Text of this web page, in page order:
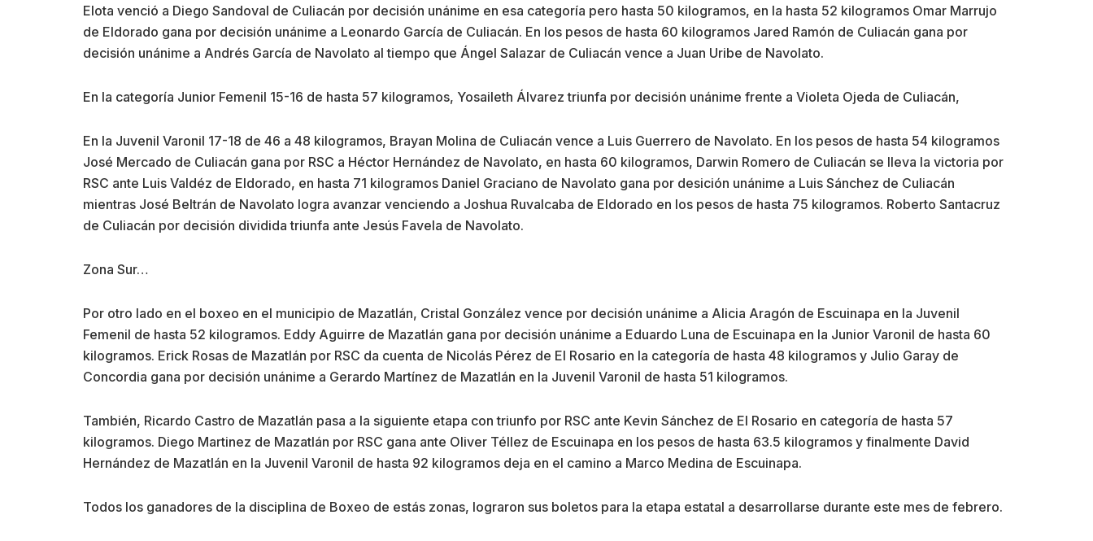
Elota venció a Diego Sandoval de Culiacán por decisión unánime en esa categoría pero hasta 50 kilogramos, en la hasta 52 kilogramos Omar Marrujo
de Eldorado gana por decisión unánime a Leonardo García de Culiacán. En los pesos de hasta 60 kilogramos Jared Ramón de Culiacán gana por
decisión unánime a Andrés García de Navolato al tiempo que Ángel Salazar de Culiacán vence a Juan Uribe de Navolato.
En la categoría Junior Femenil 15-16 de hasta 57 kilogramos, Yosaileth Álvarez triunfa por decisión unánime frente a Violeta Ojeda de Culiacán,
En la Juvenil Varonil 17-18 de 46 a 48 kilogramos, Brayan Molina de Culiacán vence a Luis Guerrero de Navolato. En los pesos de hasta 54 kilogramos
José Mercado de Culiacán gana por RSC a Héctor Hernández de Navolato, en hasta 60 kilogramos, Darwin Romero de Culiacán se lleva la victoria por
RSC ante Luis Valdéz de Eldorado, en hasta 71 kilogramos Daniel Graciano de Navolato gana por desición unánime a Luis Sánchez de Culiacán
mientras José Beltrán de Navolato logra avanzar venciendo a Joshua Ruvalcaba de Eldorado en los pesos de hasta 75 kilogramos. Roberto Santacruz
de Culiacán por decisión dividida triunfa ante Jesús Favela de Navolato.
Zona Sur…
Por otro lado en el boxeo en el municipio de Mazatlán, Cristal González vence por decisión unánime a Alicia Aragón de Escuinapa en la Juvenil
Femenil de hasta 52 kilogramos. Eddy Aguirre de Mazatlán gana por decisión unánime a Eduardo Luna de Escuinapa en la Junior Varonil de hasta 60
kilogramos. Erick Rosas de Mazatlán por RSC da cuenta de Nicolás Pérez de El Rosario en la categoría de hasta 48 kilogramos y Julio Garay de
Concordia gana por decisión unánime a Gerardo Martínez de Mazatlán en la Juvenil Varonil de hasta 51 kilogramos.
También, Ricardo Castro de Mazatlán pasa a la siguiente etapa con triunfo por RSC ante Kevin Sánchez de El Rosario en categoría de hasta 57
kilogramos. Diego Martinez de Mazatlán por RSC gana ante Oliver Téllez de Escuinapa en los pesos de hasta 63.5 kilogramos y finalmente David
Hernández de Mazatlán en la Juvenil Varonil de hasta 92 kilogramos deja en el camino a Marco Medina de Escuinapa.
Todos los ganadores de la disciplina de Boxeo de estás zonas, lograron sus boletos para la etapa estatal a desarrollarse durante este mes de febrero.